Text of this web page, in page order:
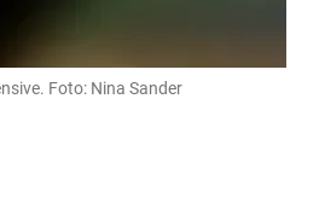
Foto: Nina Sander